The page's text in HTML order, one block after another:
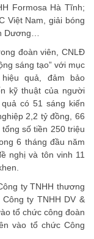
Formosa Hà Tĩnh;
Việt Nam, giải bóng
Dương…
đoàn viên, CNLĐ
sáng tạo” với mục
quả, đảm bảo
kỹ thuật của người
có 51 sáng kiến
2,2 tỷ đồng, 66
số tiền 250 triệu
6 tháng đầu năm
nghị và tôn vinh 11
ty TNHH thương
ty TNHH DV &
tổ chức công đoàn
vào tổ chức Công